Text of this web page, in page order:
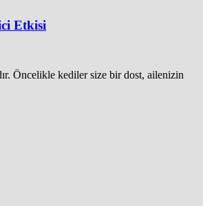
Etkisi
Öncelikle kediler size bir dost, ailenizin